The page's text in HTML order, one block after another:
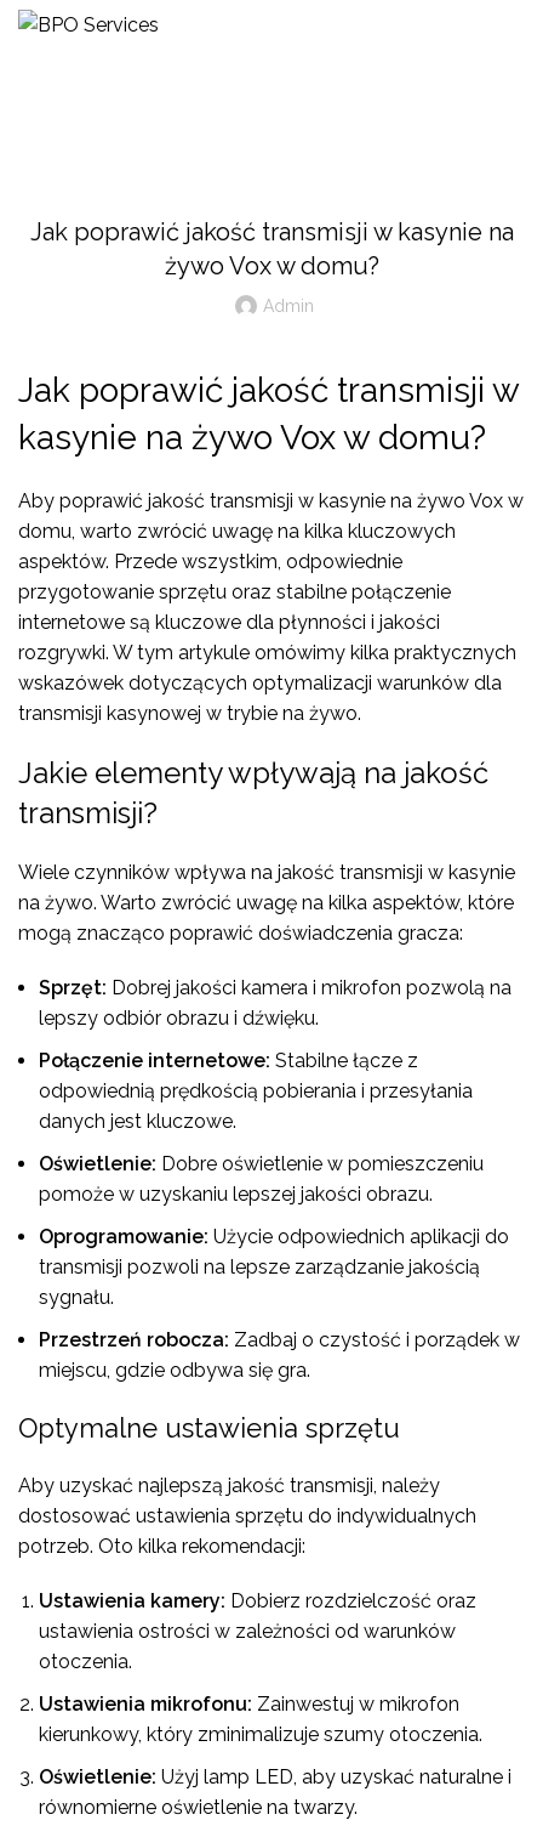
Jak poprawić jakość transmisji w kasynie na
żywo Vox w domu?
Admin
Jak poprawić jakość transmisji w
kasynie na żywo Vox w domu?
Aby poprawić jakość transmisji w kasynie na żywo Vox w
domu, warto zwrócić uwagę na kilka kluczowych
aspektów. Przede wszystkim, odpowiednie
przygotowanie sprzętu oraz stabilne połączenie
internetowe są kluczowe dla płynności i jakości
rozgrywki. W tym artykule omówimy kilka praktycznych
wskazówek dotyczących optymalizacji warunków dla
transmisji kasynowej w trybie na żywo.
Jakie elementy wpływają na jakość
transmisji?
Wiele czynników wpływa na jakość transmisji w kasynie
na żywo. Warto zwrócić uwagę na kilka aspektów, które
mogą znacząco poprawić doświadczenia gracza:
Sprzęt: Dobrej jakości kamera i mikrofon pozwolą na
lepszy odbiór obrazu i dźwięku.
Połączenie internetowe: Stabilne łącze z
odpowiednią prędkością pobierania i przesyłania
danych jest kluczowe.
Oświetlenie: Dobre oświetlenie w pomieszczeniu
pomoże w uzyskaniu lepszej jakości obrazu.
Oprogramowanie: Użycie odpowiednich aplikacji do
transmisji pozwoli na lepsze zarządzanie jakością
sygnału.
Przestrzeń robocza: Zadbaj o czystość i porządek w
miejscu, gdzie odbywa się gra.
Optymalne ustawienia sprzętu
Aby uzyskać najlepszą jakość transmisji, należy
dostosować ustawienia sprzętu do indywidualnych
potrzeb. Oto kilka rekomendacji:
Ustawienia kamery: Dobierz rozdzielczość oraz
ustawienia ostrości w zależności od warunków
otoczenia.
Ustawienia mikrofonu: Zainwestuj w mikrofon
kierunkowy, który zminimalizuje szumy otoczenia.
Oświetlenie: Użyj lamp LED, aby uzyskać naturalne i
równomierne oświetlenie na twarzy.